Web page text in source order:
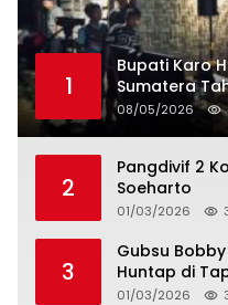
1
Bupati Karo
Sumatera
08/05/2026
2
Pangdivif 2
Soeharto
01/03/2026
3
Gubsu
Huntap di
01/03/2026